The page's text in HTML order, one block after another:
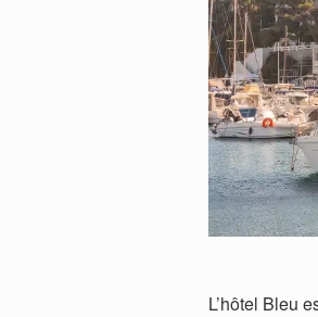
L’hôtel Bleu